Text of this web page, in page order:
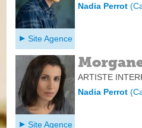
Nadia Perrot(
Site Agence
ARTISTE
Nadia Perrot(
Site Agence